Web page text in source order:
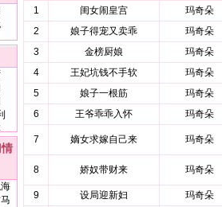
1
闺女闹皇宫
玛奇朵
2
娘子得宠又卖乖
玛奇朵
3
金榜厨娘
玛奇朵
4
王妃坑钱不手软
玛奇朵
5
娘子一根筋
玛奇朵
6
王爷乖乖入怀 玛奇朵
7 嫡女求嫁自己来 玛奇朵
8 娇奴带财来 玛奇朵
9 设局迎新妇
玛奇朵